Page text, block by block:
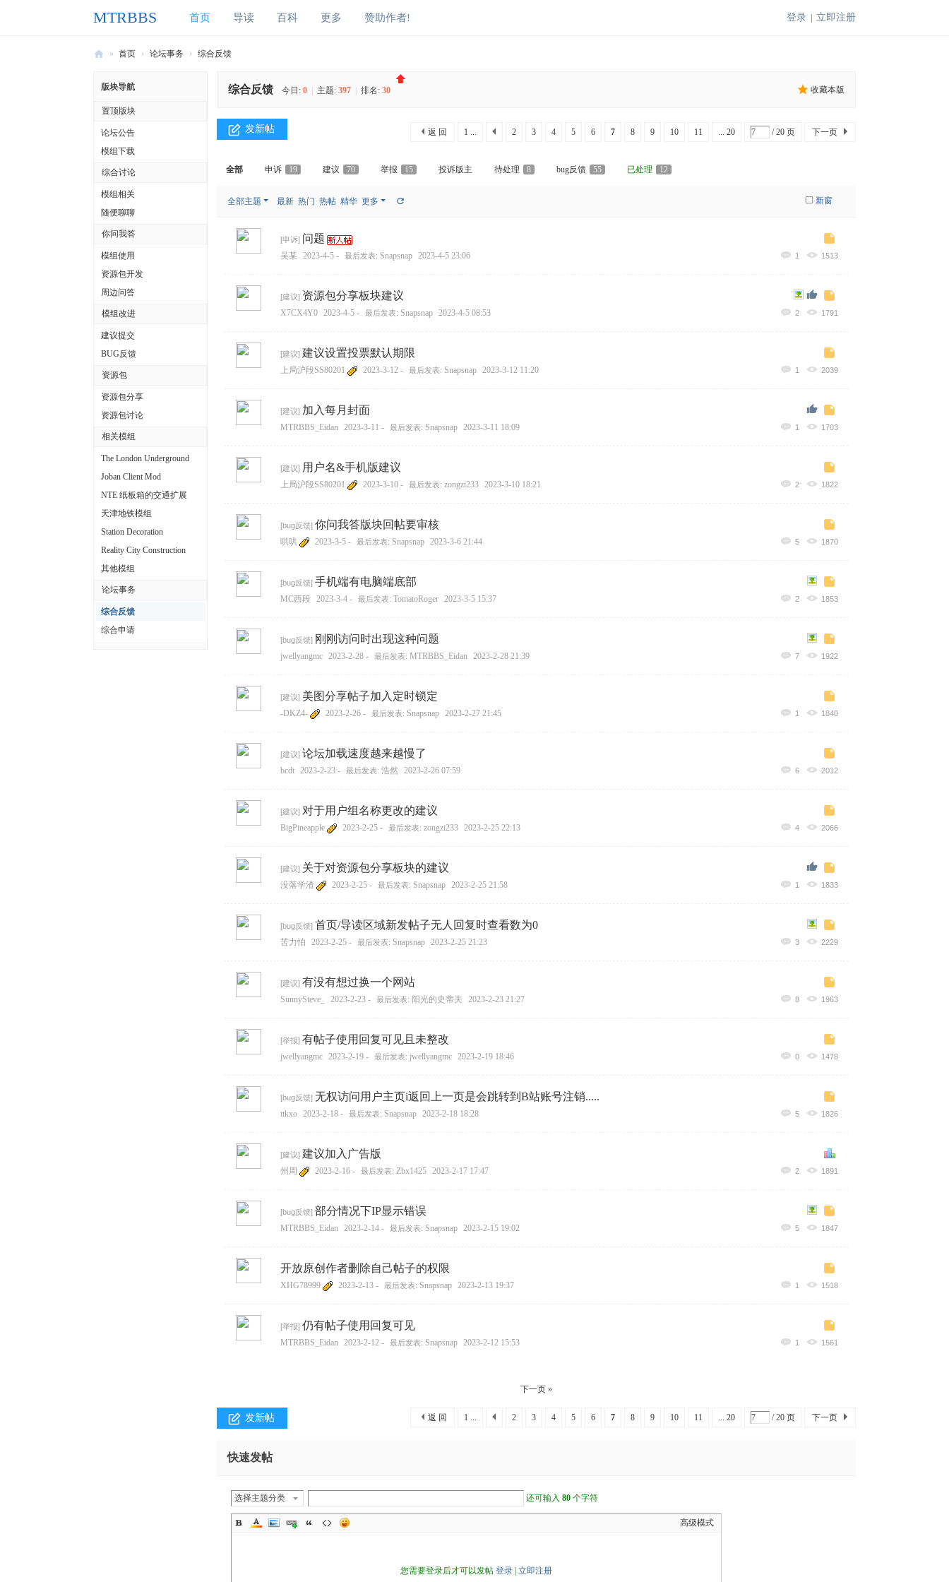
登录 立即注册
MTRBBS 首页 导读 百科 更多 赞助作者!
R
B
我
铁
路
文
论
坛
» 首页 › 论坛事务 › 综合反馈
版块导航
置顶版块
论坛公告
模组下载
综合讨论
模组相关
随便聊聊
你问我答
模组使用
资源包开发
周边问答
模组改进
建议提交
BUG反馈
资源包
资源包分享
资源包讨论
相关模组
The London Underground
Joban Client Mod
NTE 纸板箱的交通扩展
天津地铁模组
Station Decoration
Reality City Construction
其他模组
论坛事务
综合反馈
综合申请
收藏本版
综合反馈 今日: 0 主题: 397 排名: 30
1 ... 2 3 4 5 6 7 8 9 10 11 ... 20 / 20 页 下一页
返 回
发新帖
全部 申诉 19 建议 70 举报 15 投诉版主 待处理 8 bug反馈 55 已处理 12
新窗
全部主题 最新 热门 热帖 精华 更多
[申诉] 问题
吴某 2023-4-5 - 最后发表: Snapsnap 2023-4-5 23:06 1 1513
[建议] 资源包分享板块建议
X7CX4Y0 2023-4-5 - 最后发表: Snapsnap 2023-4-5 08:53 2 1791
[建议] 建议设置投票默认期限
上局沪段SS80201 2023-3-12 - 最后发表: Snapsnap 2023-3-12 11:20 1 2039
[建议] 加入每月封面
MTRBBS_Eidan 2023-3-11 - 最后发表: Snapsnap 2023-3-11 18:09 1 1703
[建议] 用户名&手机版建议
上局沪段SS80201 2023-3-10 - 最后发表: zongzi233 2023-3-10 18:21 2 1822
[bug反馈] 你问我答版块回帖要审核
哄哄 2023-3-5 - 最后发表: Snapsnap 2023-3-6 21:44 5 1870
[bug反馈] 手机端有电脑端底部
MC西段 2023-3-4 - 最后发表: TomatoRoger 2023-3-5 15:37 2 1853
[bug反馈] 刚刚访问时出现这种问题
jwellyangmc 2023-2-28 - 最后发表: MTRBBS_Eidan 2023-2-28 21:39 7 1922
[建议] 美图分享帖子加入定时锁定
-DKZ4- 2023-2-26 - 最后发表: Snapsnap 2023-2-27 21:45 1 1840
[建议] 论坛加载速度越来越慢了
bcdt 2023-2-23 - 最后发表: 浩然 2023-2-26 07:59 6 2012
[建议] 对于用户组名称更改的建议
BigPineapple 2023-2-25 - 最后发表: zongzi233 2023-2-25 22:13 4 2066
[建议] 关于对资源包分享板块的建议
没落学渣 2023-2-25 - 最后发表: Snapsnap 2023-2-25 21:58 1 1833
[bug反馈] 首页/导读区域新发帖子无人回复时查看数为0
苦力怕 2023-2-25 - 最后发表: Snapsnap 2023-2-25 21:23 3 2229
[建议] 有没有想过换一个网站
SunnySteve_ 2023-2-23 - 最后发表: 阳光的史蒂夫 2023-2-23 21:27 8 1963
[举报] 有帖子使用回复可见且未整改
jwellyangmc 2023-2-19 - 最后发表: jwellyangmc 2023-2-19 18:46 0 1478
[bug反馈] 无权访问用户主页i返回上一页是会跳转到B站账号注销.....
ttkxo 2023-2-18 - 最后发表: Snapsnap 2023-2-18 18:28 5 1826
[建议] 建议加入广告版
州周 2023-2-16 - 最后发表: Zbx1425 2023-2-17 17:47 2 1891
[bug反馈] 部分情况下IP显示错误
MTRBBS_Eidan 2023-2-14 - 最后发表: Snapsnap 2023-2-15 19:02 5 1847
开放原创作者删除自己帖子的权限
XHG78999 2023-2-13 - 最后发表: Snapsnap 2023-2-13 19:37 1 1518
[举报] 仍有帖子使用回复可见
MTRBBS_Eidan 2023-2-12 - 最后发表: Snapsnap 2023-2-12 15:53 1 1561
下一页 »
1 ... 2 3 4 5 6 7 8 9 10 11 ... 20 / 20 页 下一页
返 回
发新帖
快速发帖
选择主题分类 还可输入 80 个字符
高级模式
您需要登录后才可以发帖 登录 立即注册